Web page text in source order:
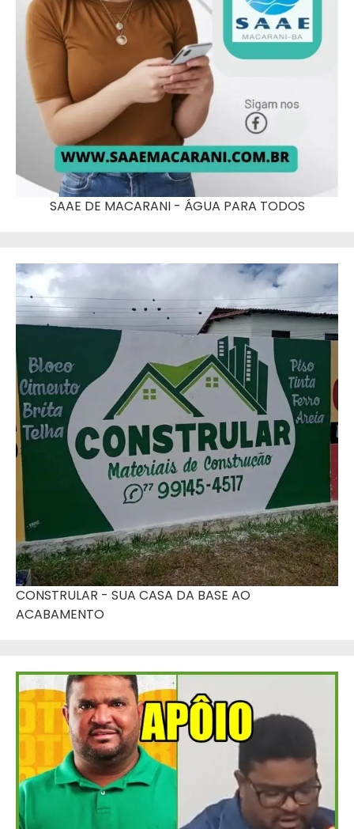
SAAE DE MACARANI - ÁGUA PARA TODOS
CONSTRULAR - SUA CASA DA BASE AO
ACABAMENTO